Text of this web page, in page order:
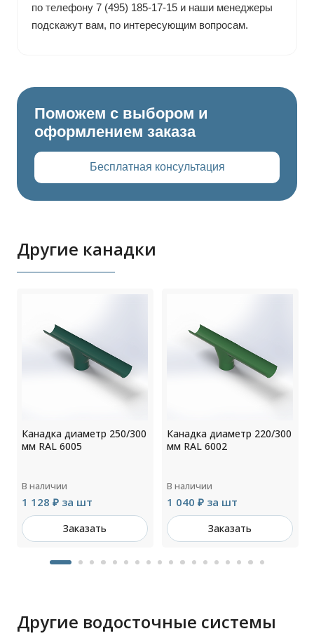
по телефону 7 (495) 185-17-15 и наши менеджеры
подскажут вам, по интересующим вопросам.
Поможем с выбором и
оформлением заказа
Бесплатная консультация
Другие канадки
Канадка диаметр 250/300
мм RAL 6005
В наличии
1 128 ₽ за шт
Заказать
Канадка диаметр 220/300
мм RAL 6002
В наличии
1 040 ₽ за шт
Заказать
Другие водосточные системы